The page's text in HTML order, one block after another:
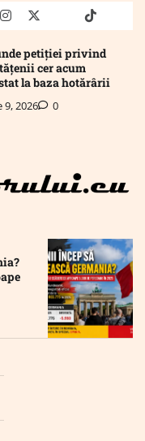
instagram
twitter truthtiktok
petiției privind
cer acum
la baza hotărârii
9, 2026 0